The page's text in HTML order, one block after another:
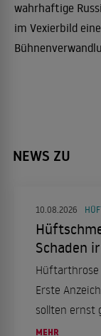
wahrhaftige
im Vexierbild
NEWS ZU
10.08.2026
Schaden
Hüftarthrose
Erste
sollten ernst
spätere OP
MEHR